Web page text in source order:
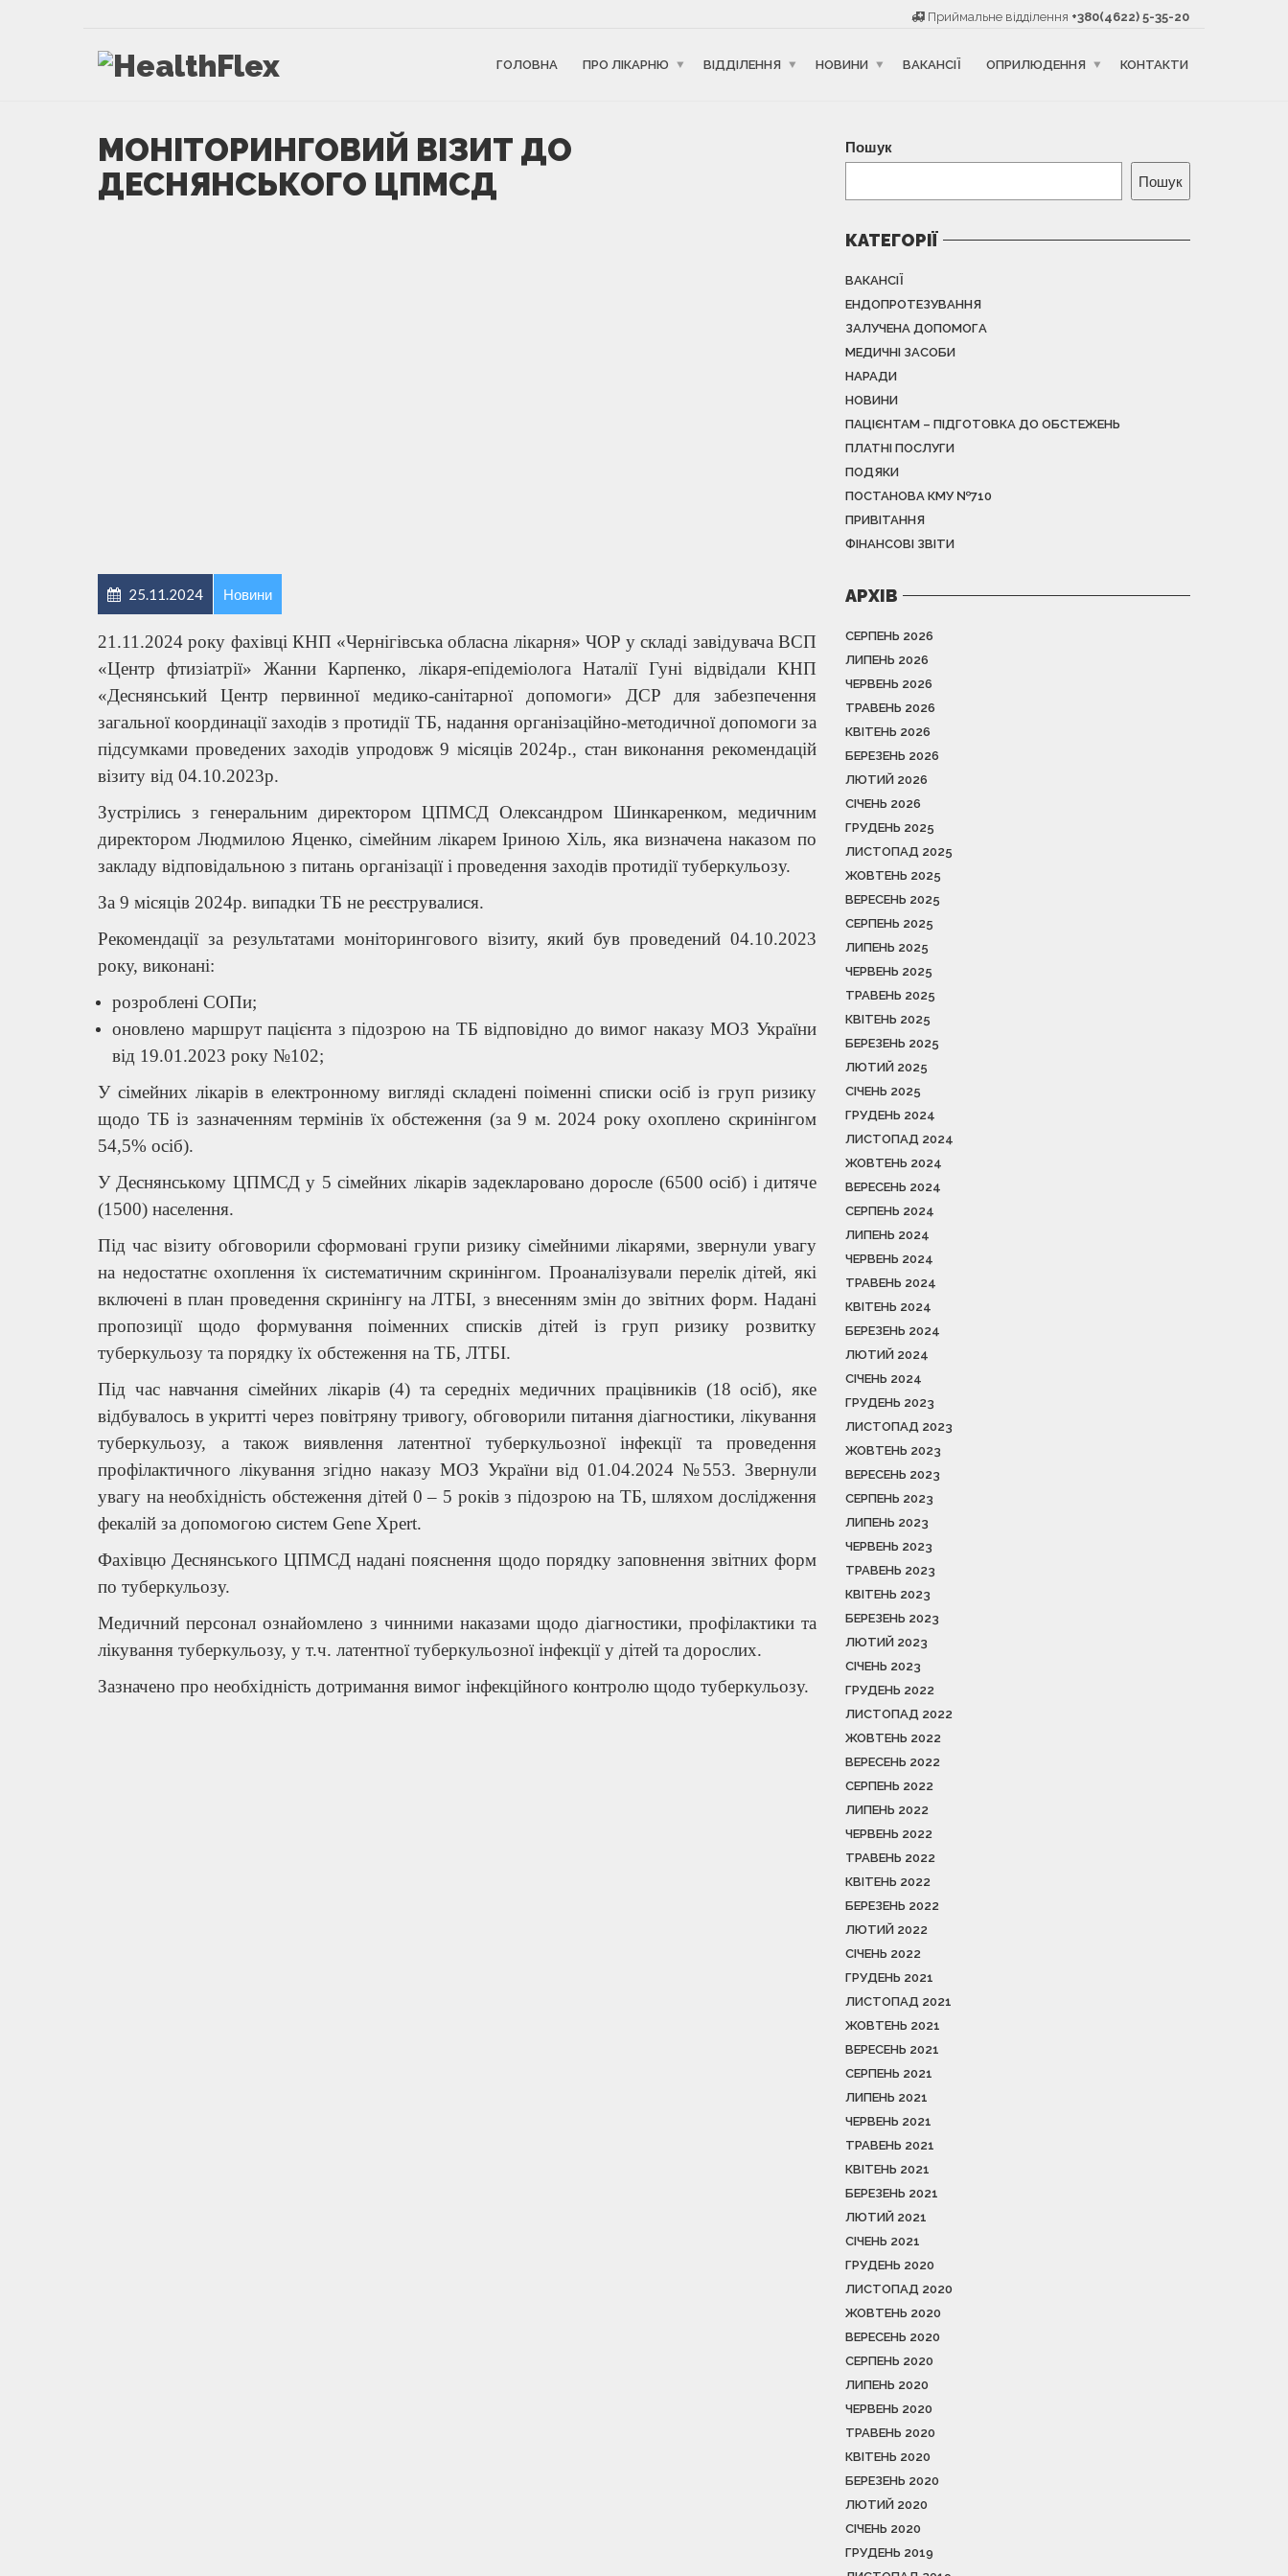
Приймальне відділення +380(4622) 5-35-20
ГОЛОВНА ПРО ЛІКАРНЮ ВІДДІЛЕННЯ НОВИНИ ВАКАНСІЇ ОПРИЛЮДЕННЯ КОНТАКТИ
МОНІТОРИНГОВИЙ ВІЗИТ ДО
ДЕСНЯНСЬКОГО ЦПМСД
25.11.2024 Новини
21.11.2024 року фахівці КНП «Чернігівська обласна лікарня» ЧОР у складі завідувача ВСП
«Центр фтизіатрії» Жанни Карпенко, лікаря-епідеміолога Наталії Гуні відвідали КНП
«Деснянський Центр первинної медико-санітарної допомоги» ДСР для забезпечення
загальної координації заходів з протидії ТБ, надання організаційно-методичної допомоги за
підсумками проведених заходів упродовж 9 місяців 2024р., стан виконання рекомендацій
візиту від 04.10.2023р.
Зустрілись з генеральним директором ЦПМСД Олександром Шинкаренком, медичним
директором Людмилою Яценко, сімейним лікарем Іриною Хіль, яка визначена наказом по
закладу відповідальною з питань організації і проведення заходів протидії туберкульозу.
За 9 місяців 2024р. випадки ТБ не реєструвалися.
Рекомендації за результатами моніторингового візиту, який був проведений 04.10.2023
року, виконані:
розроблені СОПи;
оновлено маршрут пацієнта з підозрою на ТБ відповідно до вимог наказу МОЗ України
від 19.01.2023 року №102;
У сімейних лікарів в електронному вигляді складені поіменні списки осіб із груп ризику
щодо ТБ із зазначенням термінів їх обстеження (за 9 м. 2024 року охоплено скринінгом
54,5% осіб).
У Деснянському ЦПМСД у 5 сімейних лікарів задекларовано доросле (6500 осіб) і дитяче
(1500) населення.
Під час візиту обговорили сформовані групи ризику сімейними лікарями, звернули увагу
на недостатнє охоплення їх систематичним скринінгом. Проаналізували перелік дітей, які
включені в план проведення скринінгу на ЛТБІ, з внесенням змін до звітних форм. Надані
пропозиції щодо формування поіменних списків дітей із груп ризику розвитку
туберкульозу та порядку їх обстеження на ТБ, ЛТБІ.
Під час навчання сімейних лікарів (4) та середніх медичних працівників (18 осіб), яке
відбувалось в укритті через повітряну тривогу, обговорили питання діагностики, лікування
туберкульозу, а також виявлення латентної туберкульозної інфекції та проведення
профілактичного лікування згідно наказу МОЗ України від 01.04.2024 №553. Звернули
увагу на необхідність обстеження дітей 0 – 5 років з підозрою на ТБ, шляхом дослідження
фекалій за допомогою систем Gene Xpert.
Фахівцю Деснянського ЦПМСД надані пояснення щодо порядку заповнення звітних форм
по туберкульозу.
Медичний персонал ознайомлено з чинними наказами щодо діагностики, профілактики та
лікування туберкульозу, у т.ч. латентної туберкульозної інфекції у дітей та дорослих.
Зазначено про необхідність дотримання вимог інфекційного контролю щодо туберкульозу.
Пошук
Пошук
КАТЕГОРІЇ
ВАКАНСІЇ
ЕНДОПРОТЕЗУВАННЯ
ЗАЛУЧЕНА ДОПОМОГА
МЕДИЧНІ ЗАСОБИ
НАРАДИ
НОВИНИ
ПАЦІЄНТАМ – ПІДГОТОВКА ДО ОБСТЕЖЕНЬ
ПЛАТНІ ПОСЛУГИ
ПОДЯКИ
ПОСТАНОВА КМУ №710
ПРИВІТАННЯ
ФІНАНСОВІ ЗВІТИ
АРХІВ
СЕРПЕНЬ 2026
ЛИПЕНЬ 2026
ЧЕРВЕНЬ 2026
ТРАВЕНЬ 2026
КВІТЕНЬ 2026
БЕРЕЗЕНЬ 2026
ЛЮТИЙ 2026
СІЧЕНЬ 2026
ГРУДЕНЬ 2025
ЛИСТОПАД 2025
ЖОВТЕНЬ 2025
ВЕРЕСЕНЬ 2025
СЕРПЕНЬ 2025
ЛИПЕНЬ 2025
ЧЕРВЕНЬ 2025
ТРАВЕНЬ 2025
КВІТЕНЬ 2025
БЕРЕЗЕНЬ 2025
ЛЮТИЙ 2025
СІЧЕНЬ 2025
ГРУДЕНЬ 2024
ЛИСТОПАД 2024
ЖОВТЕНЬ 2024
ВЕРЕСЕНЬ 2024
СЕРПЕНЬ 2024
ЛИПЕНЬ 2024
ЧЕРВЕНЬ 2024
ТРАВЕНЬ 2024
КВІТЕНЬ 2024
БЕРЕЗЕНЬ 2024
ЛЮТИЙ 2024
СІЧЕНЬ 2024
ГРУДЕНЬ 2023
ЛИСТОПАД 2023
ЖОВТЕНЬ 2023
ВЕРЕСЕНЬ 2023
СЕРПЕНЬ 2023
ЛИПЕНЬ 2023
ЧЕРВЕНЬ 2023
ТРАВЕНЬ 2023
КВІТЕНЬ 2023
БЕРЕЗЕНЬ 2023
ЛЮТИЙ 2023
СІЧЕНЬ 2023
ГРУДЕНЬ 2022
ЛИСТОПАД 2022
ЖОВТЕНЬ 2022
ВЕРЕСЕНЬ 2022
СЕРПЕНЬ 2022
ЛИПЕНЬ 2022
ЧЕРВЕНЬ 2022
ТРАВЕНЬ 2022
КВІТЕНЬ 2022
БЕРЕЗЕНЬ 2022
ЛЮТИЙ 2022
СІЧЕНЬ 2022
ГРУДЕНЬ 2021
ЛИСТОПАД 2021
ЖОВТЕНЬ 2021
ВЕРЕСЕНЬ 2021
СЕРПЕНЬ 2021
ЛИПЕНЬ 2021
ЧЕРВЕНЬ 2021
ТРАВЕНЬ 2021
КВІТЕНЬ 2021
БЕРЕЗЕНЬ 2021
ЛЮТИЙ 2021
СІЧЕНЬ 2021
ГРУДЕНЬ 2020
ЛИСТОПАД 2020
ЖОВТЕНЬ 2020
ВЕРЕСЕНЬ 2020
СЕРПЕНЬ 2020
ЛИПЕНЬ 2020
ЧЕРВЕНЬ 2020
ТРАВЕНЬ 2020
КВІТЕНЬ 2020
БЕРЕЗЕНЬ 2020
ЛЮТИЙ 2020
СІЧЕНЬ 2020
ГРУДЕНЬ 2019